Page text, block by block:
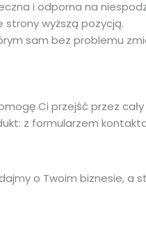
i odporna na
strony wyższą pozycją.
sam bez problemu
Ci przejść przez
z formularzem
o Twoim biznesie, a